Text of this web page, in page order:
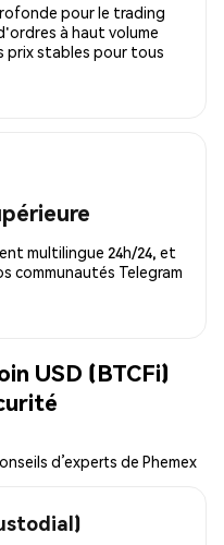
pour le trading
à haut volume
prix stables pour tous
multilingue 24h/24, et
communautés Telegram
USD (BTCFi)
d’experts de Phemex